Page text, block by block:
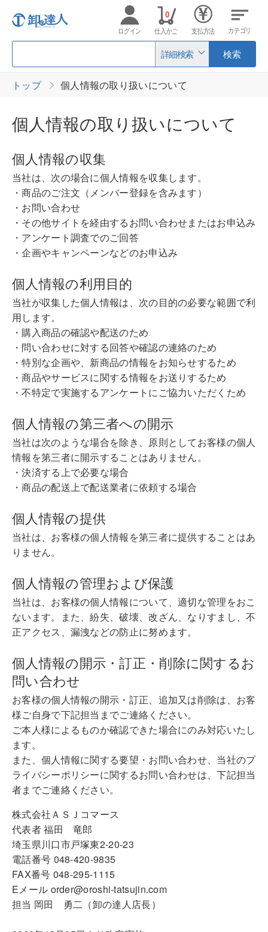
詳細検索 検索
ログイン 仕入かご
0
支払方法 カテゴリ
トップ 個人情報の取り扱いについて
個人情報の取り扱いについて
個人情報の収集
当社は、次の場合に個人情報を収集します。
・商品のご注文（メンバー登録を含みます）
・お問い合わせ
・その他サイトを経由するお問い合わせまたはお申込み
・アンケート調査でのご回答
・企画やキャンペーンなどのお申込み
個人情報の利用目的
当社が収集した個人情報は、次の目的の必要な範囲で利
用します。
・購入商品の確認や配送のため
・問い合わせに対する回答や確認の連絡のため
・特別な企画や、新商品の情報をお知らせするため
・商品やサービスに関する情報をお送りするため
・不特定で実施するアンケートにご協力いただくため
個人情報の第三者への開示
当社は次のような場合を除き、原則としてお客様の個人
情報を第三者に開示することはありません。
・決済する上で必要な場合
・商品の配送上で配送業者に依頼する場合
個人情報の提供
当社は、お客様の個人情報を第三者に提供することはあ
りません。
個人情報の管理および保護
当社は、お客様の個人情報について、適切な管理をおこ
ないます。また、紛失、破壊、改ざん、なりすまし、不
正アクセス、漏洩などの防止に努めます。
個人情報の開示・訂正・削除に関するお
問い合わせ
お客様の個人情報の開示・訂正、追加又は削除は、お客
様ご自身で下記担当までご連絡ください。
ご本人様によるものか確認できた場合にのみ対応いたし
ます。
また、個人情報に関する要望・お問い合わせ、当社のプ
ライバシーポリシーに関するお問い合わせは、下記担当
者までご連絡ください。
株式会社ＡＳＪコマース
代表者 福田 竜郎
埼玉県川口市戸塚東2-20-23
電話番号 048-420-9835
FAX番号 048-295-1115
Eメール order@oroshi-tatsujin.com
担当 岡田 勇二（卸の達人店長）